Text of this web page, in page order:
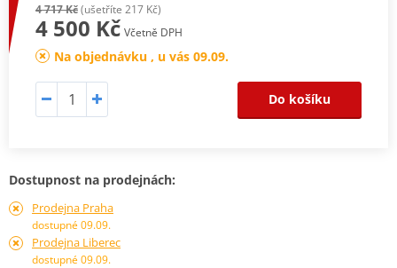
4 717 Kč(ušetříte 217 Kč)
4 500 Kč Včetně DPH
Na objednávku , u vás 09.09.
Do košíku
Dostupnost na prodejnách:
Prodejna Praha
dostupné 09.09.
Prodejna Liberec
dostupné 09.09.